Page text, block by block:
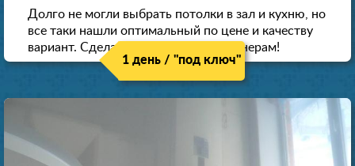
Долго не могли выбрать потолки в зал и кухню, но
все таки нашли оптимальный по цене и качеству
вариант. Сделали скидку как пенсионерам!
1 день / "под ключ"